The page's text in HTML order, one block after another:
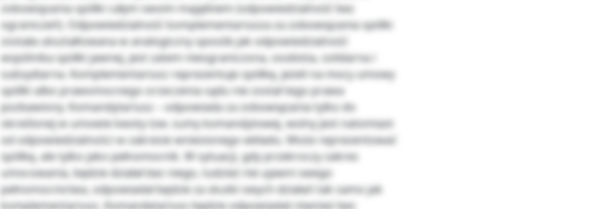
zobowiązania spółki całym swoim majątkiem (odpowiedzialność bez
ograniczeń). Odpowiedzialność komplementariusza za zobowiązania spółki
została ukształtowana w analogiczny sposób jak odpowiedzialność
wspólnika spółki jawnej, jest zatem nieograniczona, osobista, solidarna i
subsydiarna. Komplementariusz reprezentuje spółkę, jeżeli na mocy umowy
spółki albo prawomocnego orzeczenia sądu nie został tego prawa
pozbawiony. Komandytariusz – odpowiada za zobowiązania tylko do
określonej w umowie kwoty tzw. sumy komandytowej, wolny jest natomiast
od odpowiedzialności w zakresie wniesionego wkładu. Może reprezentować
spółkę, ale tylko jako pełnomocnik. W sytuacji, gdy przekroczy zakres
umocowania, będzie działał bez niego, tudzież nie ujawni swego
pełnomocnictwa, odpowiadał będzie za skutki swych działań tak samo jak
komplementariusz. Komandytariusz będzie odpowiadał również bez